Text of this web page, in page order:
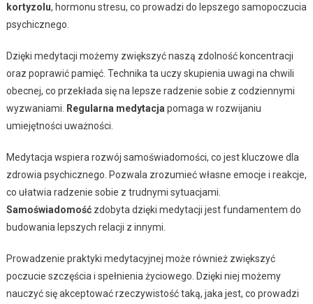
kortyzolu, hormonu stresu, co prowadzi do lepszego samopoczucia
psychicznego.
Dzięki medytacji możemy zwiększyć naszą zdolność koncentracji
oraz poprawić pamięć. Technika ta uczy skupienia uwagi na chwili
obecnej, co przekłada się na lepsze radzenie sobie z codziennymi
wyzwaniami.
Regularna medytacja pomaga w rozwijaniu
umiejętności uważności.
Medytacja wspiera rozwój samoświadomości, co jest kluczowe dla
zdrowia psychicznego. Pozwala zrozumieć własne emocje i reakcje,
co ułatwia radzenie sobie z trudnymi sytuacjami.
Samoświadomośćzdobyta dzięki medytacji jest fundamentem do
budowania lepszych relacji z innymi.
Prowadzenie praktyki medytacyjnej może również zwiększyć
poczucie szczęścia i spełnienia życiowego. Dzięki niej możemy
nauczyć się akceptować rzeczywistość taką, jaka jest, co prowadzi